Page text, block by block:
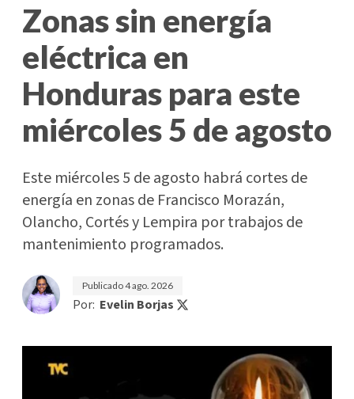
Zonas sin energía
eléctrica en
Honduras para este
miércoles 5 de agosto
Este miércoles 5 de agosto habrá cortes de
energía en zonas de Francisco Morazán,
Olancho, Cortés y Lempira por trabajos de
mantenimiento programados.
Publicado4 ago. 2026
Por: Evelin Borjas